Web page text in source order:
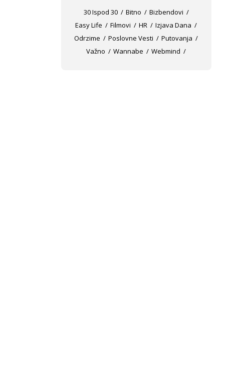
30 Ispod 30 Bitno
Bizbendovi
Easy Life
Filmovi HR
Izjava Dana
Odrzime
Poslovne Vesti
Putovanja
Važno
Wannabe Webmind